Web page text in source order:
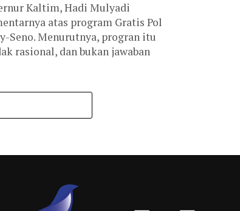
Kaltim, Hadi Mulyadi
atas program Gratis Pol
Seno. Menurutnya, progran itu
rasional, dan bukan jawaban